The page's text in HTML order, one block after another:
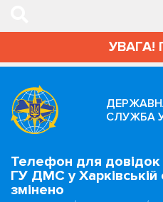
УВАГА!
СЛУЖБА
Телефон для довідок
ГУ ДМС у Харківській
змінено